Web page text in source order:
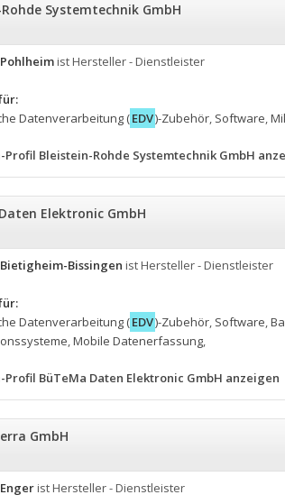
Systemtechnik GmbH
ist Hersteller - Dienstleister
Datenverarbeitung (EDV)-Zubehör, Software,
Profil Bleistein-Rohde Systemtechnik GmbH
Elektronic GmbH
Bietigheim-Bissingen ist Hersteller - Dienstleister
Datenverarbeitung (EDV)-Zubehör, Software,
,Mobile Datenerfassung,
Profil BüTeMa Daten Elektronic GmbH anzeigen
GmbH
ist Hersteller - Dienstleister